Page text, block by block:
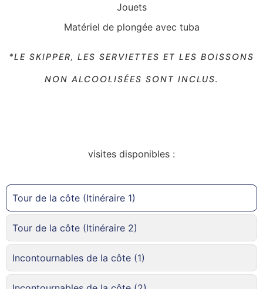
Jouets
Matériel de plongée avec tuba
*LE SKIPPER, LES SERVIETTES ET LES BOISSONS
NON ALCOOLISÉES SONT INCLUS.
visites disponibles :
Tour de la côte (Itinéraire 1)
Tour de la côte (Itinéraire 2)
Incontournables de la côte (1)